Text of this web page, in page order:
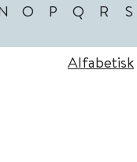
O P Q R S
Alfabetisk